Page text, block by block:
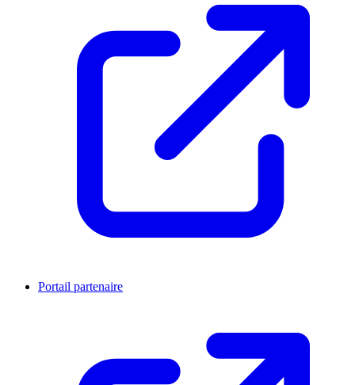
Portail partenaire